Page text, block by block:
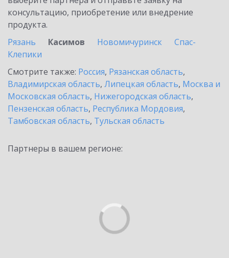
консультацию, приобретение или внедрение
продукта.
Рязань
Касимов Новомичуринск
Спас-
Клепики
Смотрите также: Россия, Рязанская область,
Владимирская область, Липецкая область, Москва и
Московская область, Нижегородская область,
Пензенская область, Республика Мордовия,
Тамбовская область, Тульская область
Партнеры в вашем регионе: